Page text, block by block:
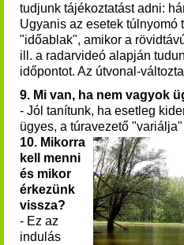
tudjunk tájékoztatást adni:
Ugyanis az esetek túlnyomó
"időablak", amikor a
ill. a radarvideó alapján
időpontot. Az útvonal-
9. Mi van, ha nem vagyok
- Jól tanítunk, ha esetleg
ügyes, a túravezető
10. Mikorra
kell menni
és mikor
érkezünk
vissza?
- Ez az
indulás